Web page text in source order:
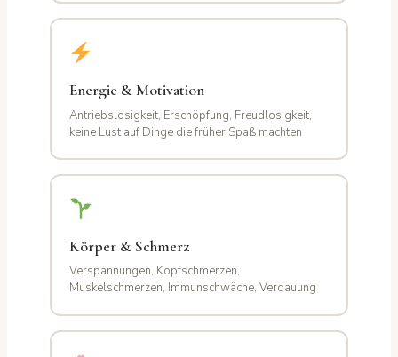
Energie & Motivation
Antriebslosigkeit, Erschöpfung, Freudlosigkeit,
keine Lust auf Dinge die früher Spaß machten
Körper & Schmerz
Verspannungen, Kopfschmerzen,
Muskelschmerzen, Immunschwäche, Verdauung